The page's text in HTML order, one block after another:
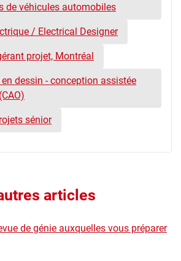
de véhicules automobiles
/ Electrical Designer
projet, Montréal
dessin - conception assistée
sénior
articles
de génie auxquelles vous préparer